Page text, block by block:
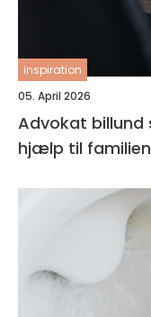
inspiration
05. April 2026
Advokat billund sådan finder du den rette
hjælp til familien